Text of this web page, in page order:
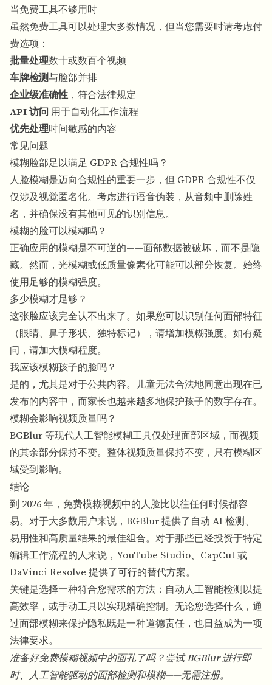
当免费工具不够用时
虽然免费工具可以处理大多数情况，但当您需要时请考虑付
费选项：
批量处理数十或数百个视频
车牌检测与脸部并排
企业级准确性 ，符合法律规定
API 访问 用于自动化工作流程
优先处理时间敏感的内容
常见问题
模糊脸部足以满足 GDPR 合规性吗？
人脸模糊是迈向合规性的重要一步，但 GDPR 合规性不仅
仅涉及视觉匿名化。考虑进行语音伪装，从音频中删除姓
名，并确保没有其他可见的识别信息。
模糊的脸可以模糊吗？
正确应用的模糊是不可逆的——面部数据被破坏，而不是隐
藏。然而，光模糊或低质量像素化可能可以部分恢复。始终
使用足够的模糊强度。
多少模糊才足够？
这张脸应该完全认不出来了。如果您可以识别任何面部特征
（眼睛、鼻子形状、独特标记），请增加模糊强度。如有疑
问，请加大模糊程度。
我应该模糊孩子的脸吗？
是的，尤其是对于公共内容。儿童无法合法地同意出现在已
发布的内容中，而家长也越来越多地保护孩子的数字存在。
模糊会影响视频质量吗？
BGBlur 等现代人工智能模糊工具仅处理面部区域，而视频
的其余部分保持不变。整体视频质量保持不变，只有模糊区
域受到影响。
结论
到 2026 年，免费模糊视频中的人脸比以往任何时候都容
易。对于大多数用户来说，BGBlur 提供了自动 AI 检测、
易用性和高质量结果的最佳组合。对于那些已经投资于特定
编辑工作流程的人来说，YouTube Studio、CapCut 或
DaVinci Resolve 提供了可行的替代方案。
关键是选择一种符合您需求的方法：自动人工智能检测以提
高效率，或手动工具以实现精确控制。无论您选择什么，通
过面部模糊来保护隐私既是一种道德责任，也日益成为一项
法律要求。
准备好免费模糊视频中的面孔了吗？尝试BGBlur进行即
时、人工智能驱动的面部检测和模糊——无需注册。